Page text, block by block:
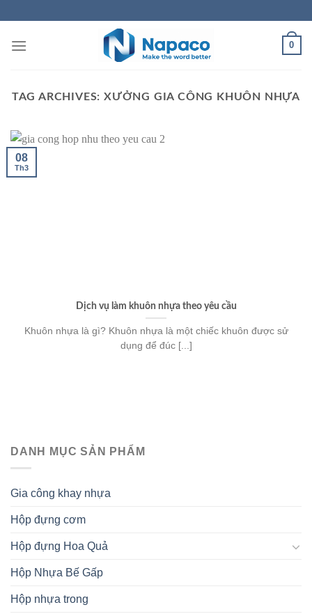
content
0
TAG ARCHIVES:XƯỞNG GIA CÔNG KHUÔN NHỰA
Dịch vụ làm khuôn nhựa theo yêu cầu
Khuôn nhựa là gì? Khuôn nhựa là một chiếc khuôn được sử
dụng để đúc [...]
08
Th3
DANH MỤC SẢN PHẨM
Gia công khay nhựa
Hộp đựng cơm
Hộp đựng Hoa Quả
Hộp Nhựa Bế Gấp
Hộp nhựa trong